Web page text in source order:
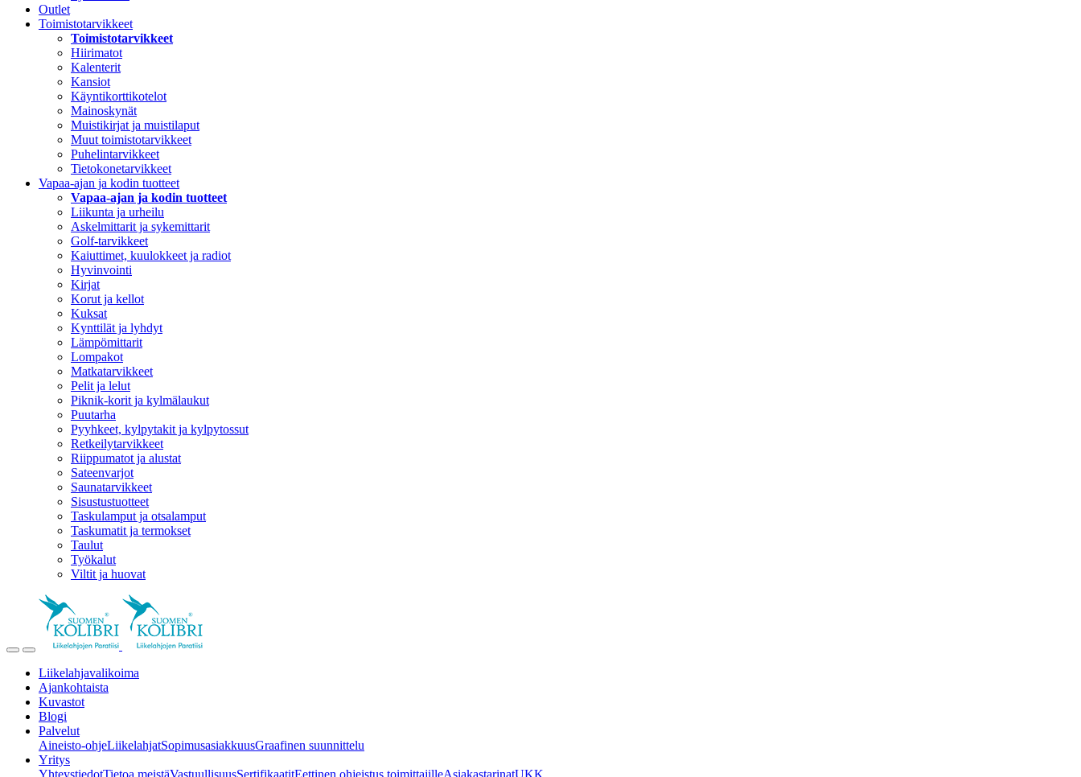
Outlet
Toimistotarvikkeet
Toimistotarvikkeet
Hiirimatot
Kalenterit
Kansiot
Käyntikorttikotelot
Mainoskynät
Muistikirjat ja muistilaput
Muut toimistotarvikkeet
Puhelintarvikkeet
Tietokonetarvikkeet
Vapaa-ajan ja kodin tuotteet
Vapaa-ajan ja kodin tuotteet
Liikunta ja urheilu
Askelmittarit ja sykemittarit
Golf-tarvikkeet
Kaiuttimet, kuulokkeet ja radiot
Hyvinvointi
Kirjat
Korut ja kellot
Kuksat
Kynttilät ja lyhdyt
Lämpömittarit
Lompakot
Matkatarvikkeet
Pelit ja lelut
Piknik-korit ja kylmälaukut
Puutarha
Pyyhkeet, kylpytakit ja kylpytossut
Retkeilytarvikkeet
Riippumatot ja alustat
Sateenvarjot
Saunatarvikkeet
Sisustustuotteet
Taskulamput ja otsalamput
Taskumatit ja termokset
Taulut
Työkalut
Viltit ja huovat
Liikelahjavalikoima
Ajankohtaista
Kuvastot
Blogi
Palvelut
Aineisto-ohjeLiikelahjatSopimusasiakkuusGraafinen suunnittelu
Yritys
YhteystiedotTietoa meistäVastuullisuusSertifikaatitEettinen ohjeistus toimittajilleAsiakastarinatUKK